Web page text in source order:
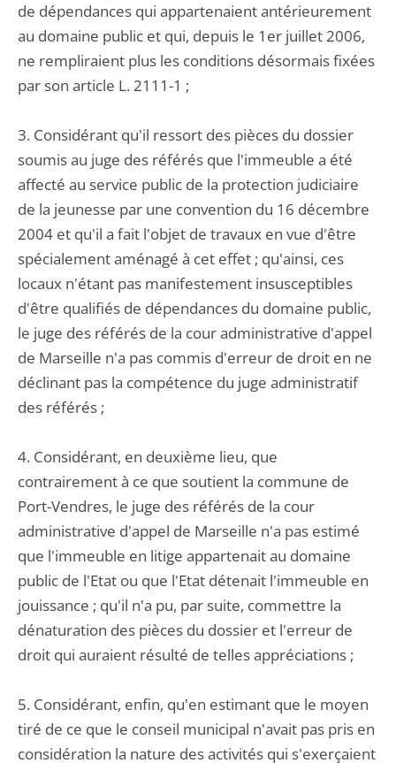
de dépendances qui appartenaient antérieurement
au domaine public et qui, depuis le 1er juillet 2006,
ne rempliraient plus les conditions désormais fixées
par son article L. 2111-1 ;
3. Considérant qu'il ressort des pièces du dossier
soumis au juge des référés que l'immeuble a été
affecté au service public de la protection judiciaire
de la jeunesse par une convention du 16 décembre
2004 et qu'il a fait l'objet de travaux en vue d'être
spécialement aménagé à cet effet ; qu'ainsi, ces
locaux n'étant pas manifestement insusceptibles
d'être qualifiés de dépendances du domaine public,
le juge des référés de la cour administrative d'appel
de Marseille n'a pas commis d'erreur de droit en ne
déclinant pas la compétence du juge administratif
des référés ;
4. Considérant, en deuxième lieu, que
contrairement à ce que soutient la commune de
Port-Vendres, le juge des référés de la cour
administrative d'appel de Marseille n'a pas estimé
que l'immeuble en litige appartenait au domaine
public de l'Etat ou que l'Etat détenait l'immeuble en
jouissance ; qu'il n'a pu, par suite, commettre la
dénaturation des pièces du dossier et l'erreur de
droit qui auraient résulté de telles appréciations ;
5. Considérant, enfin, qu'en estimant que le moyen
tiré de ce que le conseil municipal n'avait pas pris en
considération la nature des activités qui s'exerçaient